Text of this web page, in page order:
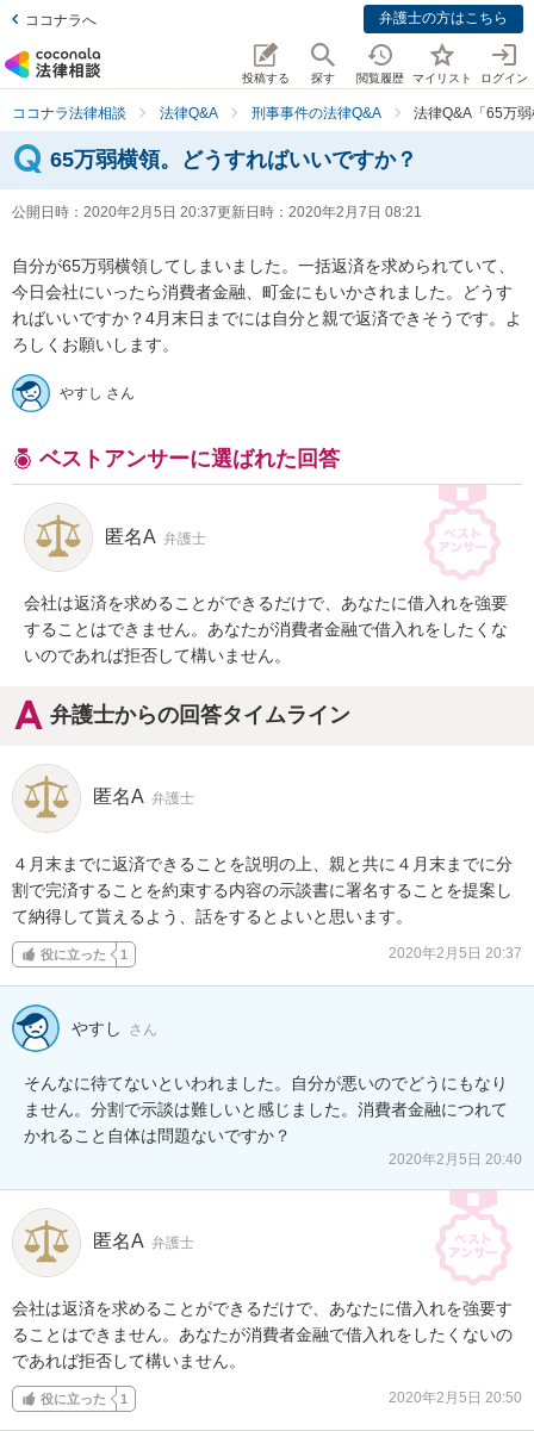
ココナラへ 弁護士の方はこちら
投稿する 探す 閲覧履歴 マイリスト ログイン
ココナラ法律相談 法律Q&A 刑事事件の法律Q&A 法律Q&A「65万
65万弱横領。どうすればいいですか？
公開日時： 2020年2月5日 20:37更新日時： 2020年2月7日 08:21
自分が65万弱横領してしまいました。一括返済を求められていて、
今日会社にいったら消費者金融、町金にもいかされました。どうす
ればいいですか？4月末日までには自分と親で返済できそうです。よ
ろしくお願いします。
やすし さん
ベストアンサーに選ばれた回答
匿名A 弁護士
会社は返済を求めることができるだけで、あなたに借入れを強要
することはできません。あなたが消費者金融で借入れをしたくな
いのであれば拒否して構いません。
弁護士からの回答タイムライン
匿名A 弁護士
４月末までに返済できることを説明の上、親と共に４月末までに分
割で完済することを約束する内容の示談書に署名することを提案し
て納得して貰えるよう、話をするとよいと思います。
役に立った 1 2020年2月5日 20:37
やすし さん
そんなに待てないといわれました。自分が悪いのでどうにもなり
ません。分割で示談は難しいと感じました。消費者金融につれて
かれること自体は問題ないですか？
2020年2月5日 20:40
匿名A 弁護士
会社は返済を求めることができるだけで、あなたに借入れを強要す
ることはできません。あなたが消費者金融で借入れをしたくないの
であれば拒否して構いません。
役に立った 1 2020年2月5日 20:50